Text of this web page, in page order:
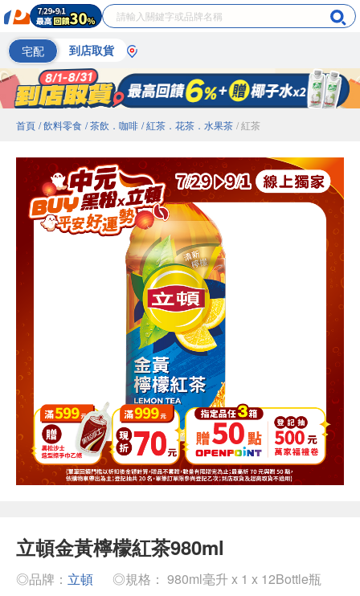
宅配 到店取貨
首頁 / 飲料零食 / 茶飲．咖啡 / 紅茶．花茶．水果茶 / 紅茶
立頓金黃檸檬紅茶980ml
◎品牌： 立頓
◎規格： 980ml毫升 x 1 x 12Bottle瓶